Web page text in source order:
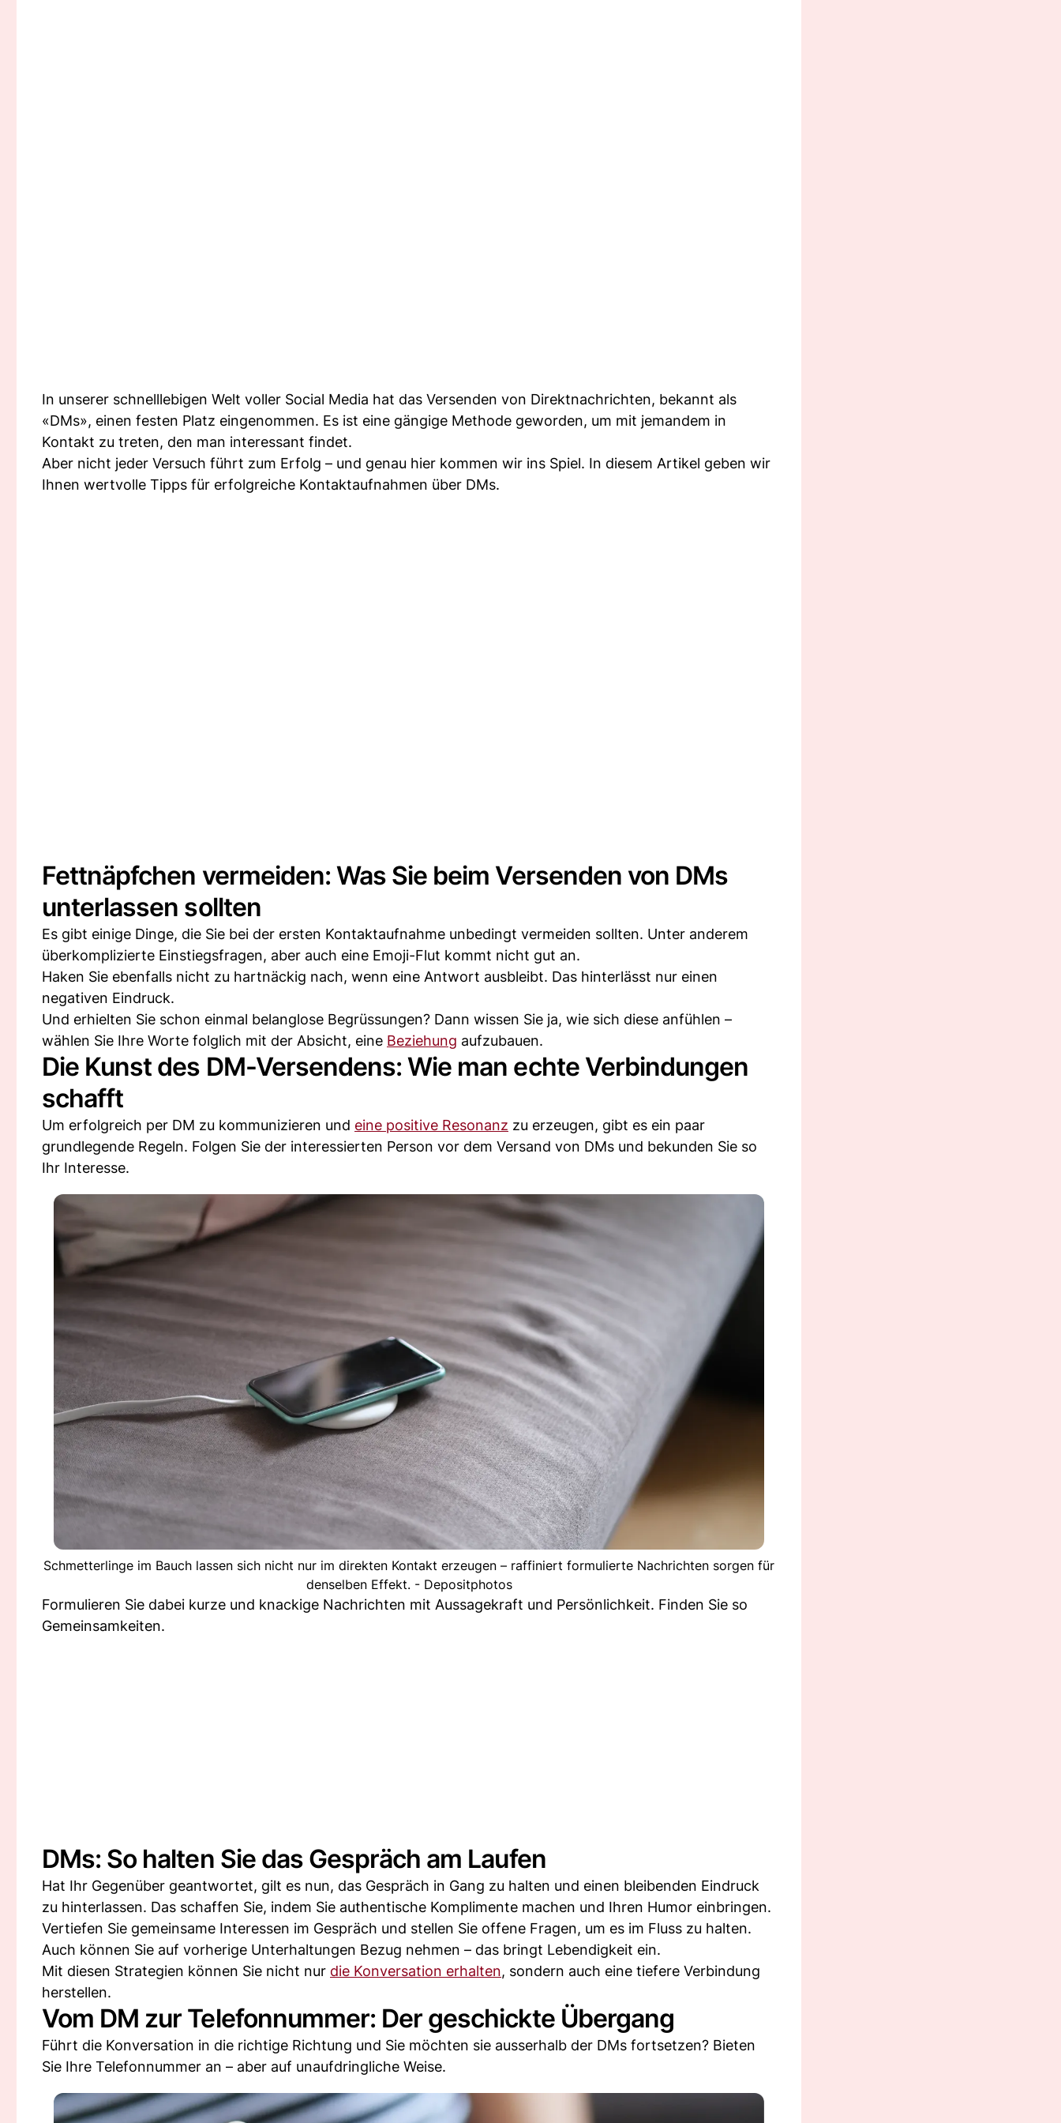
In unserer schnelllebigen Welt voller Social Media hat das Versenden von Direktnachrichten, bekannt als
«DMs», einen festen Platz eingenommen. Es ist eine gängige Methode geworden, um mit jemandem in
Kontakt zu treten, den man interessant findet.
Aber nicht jeder Versuch führt zum Erfolg – und genau hier kommen wir ins Spiel. In diesem Artikel geben wir
Ihnen wertvolle Tipps für erfolgreiche Kontaktaufnahmen über DMs.
Fettnäpfchen vermeiden: Was Sie beim Versenden von DMs
unterlassen sollten
Es gibt einige Dinge, die Sie bei der ersten Kontaktaufnahme unbedingt vermeiden sollten. Unter anderem
überkomplizierte Einstiegsfragen, aber auch eine Emoji-Flut kommt nicht gut an.
Haken Sie ebenfalls nicht zu hartnäckig nach, wenn eine Antwort ausbleibt. Das hinterlässt nur einen
negativen Eindruck.
Und erhielten Sie schon einmal belanglose Begrüssungen? Dann wissen Sie ja, wie sich diese anfühlen –
wählen Sie Ihre Worte folglich mit der Absicht, eine Beziehung aufzubauen.
Die Kunst des DM-Versendens: Wie man echte Verbindungen
schafft
Um erfolgreich per DM zu kommunizieren und eine positive Resonanz zu erzeugen, gibt es ein paar
grundlegende Regeln. Folgen Sie der interessierten Person vor dem Versand von DMs und bekunden Sie so
Ihr Interesse.
Schmetterlinge im Bauch lassen sich nicht nur im direkten Kontakt erzeugen – raffiniert formulierte Nachrichten sorgen für
denselben Effekt. - Depositphotos
Formulieren Sie dabei kurze und knackige Nachrichten mit Aussagekraft und Persönlichkeit. Finden Sie so
Gemeinsamkeiten.
DMs: So halten Sie das Gespräch am Laufen
Hat Ihr Gegenüber geantwortet, gilt es nun, das Gespräch in Gang zu halten und einen bleibenden Eindruck
zu hinterlassen. Das schaffen Sie, indem Sie authentische Komplimente machen und Ihren Humor einbringen.
Vertiefen Sie gemeinsame Interessen im Gespräch und stellen Sie offene Fragen, um es im Fluss zu halten.
Auch können Sie auf vorherige Unterhaltungen Bezug nehmen – das bringt Lebendigkeit ein.
Mit diesen Strategien können Sie nicht nur die Konversation erhalten, sondern auch eine tiefere Verbindung
herstellen.
Vom DM zur Telefonnummer: Der geschickte Übergang
Führt die Konversation in die richtige Richtung und Sie möchten sie ausserhalb der DMs fortsetzen? Bieten
Sie Ihre Telefonnummer an – aber auf unaufdringliche Weise.